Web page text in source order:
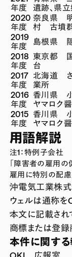
年度
遺跡、県
2020
年度
奈良県
村 古墳
2019
年度
島根県
2018
年度
東京都
台
2017
年度
北海道
業所
2016
年度
香川県
ヤマロク
2015
年度
香川県
ヤマロク
用語解説
注1：特例子会社
「障害者の雇用の
雇用に特別の配慮
沖電気工業株
ウェルは通称を
本文に記載され
商標または登録
本件に関す